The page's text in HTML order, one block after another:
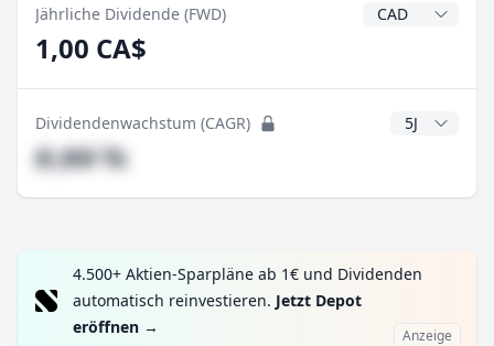
Jährliche Dividende (FWD)
1,00 CA$
Dividendenwachstum (CAGR) CAGR Jahre
#,## %
4.500+ Aktien-Sparpläne ab 1€ und Dividenden
automatisch reinvestieren. Jetzt Depot
eröffnen → Anzeige